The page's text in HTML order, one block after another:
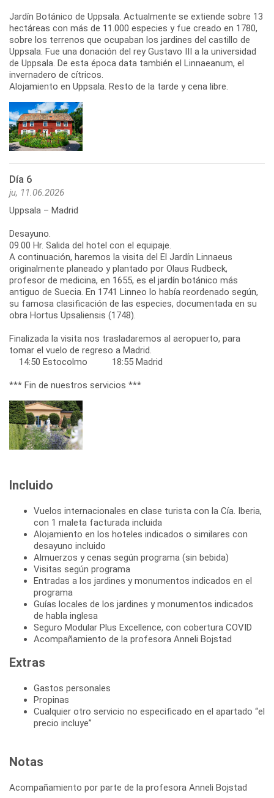
Jardín Botánico de Uppsala. Actualmente se extiende sobre 13
hectáreas con más de 11.000 especies y fue creado en 1780,
sobre los terrenos que ocupaban los jardines del castillo de
Uppsala. Fue una donación del rey Gustavo III a la universidad
de Uppsala. De esta época data también el Linnaeanum, el
invernadero de cítricos.
Alojamiento en Uppsala. Resto de la tarde y cena libre.
Día 6
ju, 11.06.2026
Uppsala – Madrid
Desayuno.
09.00 Hr. Salida del hotel con el equipaje.
A continuación, haremos la visita del El Jardín Linnaeus
originalmente planeado y plantado por Olaus Rudbeck,
profesor de medicina, en 1655, es el jardín botánico más
antiguo de Suecia. En 1741 Linneo lo había reordenado según,
su famosa clasificación de las especies, documentada en su
obra Hortus Upsaliensis (1748).
Finalizada la visita nos trasladaremos al aeropuerto, para
tomar el vuelo de regreso a Madrid.
14:50 Estocolmo 18:55 Madrid
*** Fin de nuestros servicios ***
Incluido
Vuelos internacionales en clase turista con la Cía. Iberia,
con 1 maleta facturada incluida
Alojamiento en los hoteles indicados o similares con
desayuno incluido
Almuerzos y cenas según programa (sin bebida)
Visitas según programa
Entradas a los jardines y monumentos indicados en el
programa
Guías locales de los jardines y monumentos indicados
de habla inglesa
Seguro Modular Plus Excellence, con cobertura COVID
Acompañamiento de la profesora Anneli Bojstad
Extras
Gastos personales
Propinas
Cualquier otro servicio no especificado en el apartado “el
precio incluye”
Notas
Acompañamiento por parte de la profesora Anneli Bojstad